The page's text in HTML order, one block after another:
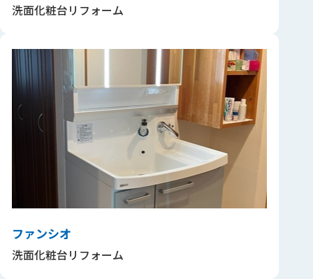
洗面化粧台リフォーム
ファンシオ
洗面化粧台リフォーム